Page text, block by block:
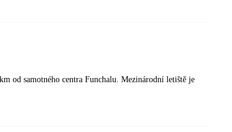
od samotného centra Funchalu. Mezinárodní letiště je